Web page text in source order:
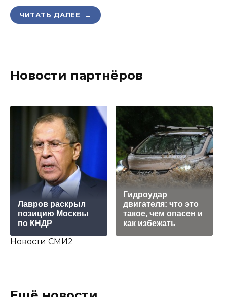
ЧИТАТЬ ДАЛЕЕ →
Новости партнёров
Лавров раскрыл
позицию Москвы
по КНДР
Гидроудар
двигателя: что это
такое, чем опасен и
как избежать
Новости СМИ2